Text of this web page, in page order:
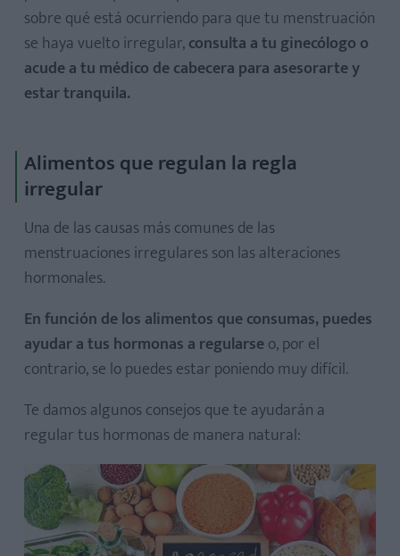
sobre qué está ocurriendo para que tu menstruación
se haya vuelto irregular,consulta a tu ginecólogo o
acude a tu médico de cabecera para asesorarte y
estar tranquila.
Alimentos que regulan la regla
irregular
Una de las causas más comunes de las
menstruaciones irregulares son las alteraciones
hormonales.
En función de los alimentos que consumas, puedes
ayudar a tus hormonas a regularseo, por el
contrario, se lo puedes estar poniendo muy difícil.
Te damos algunos consejos que te ayudarán a
regular tus hormonas de manera natural: